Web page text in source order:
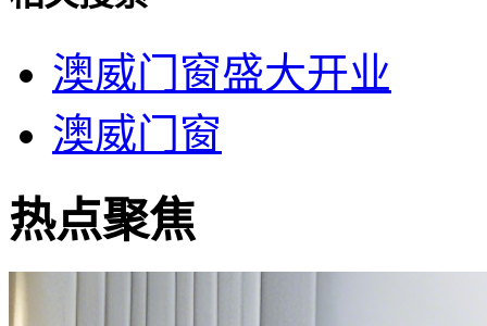
澳威门窗盛大开业
澳威门窗
热点聚焦